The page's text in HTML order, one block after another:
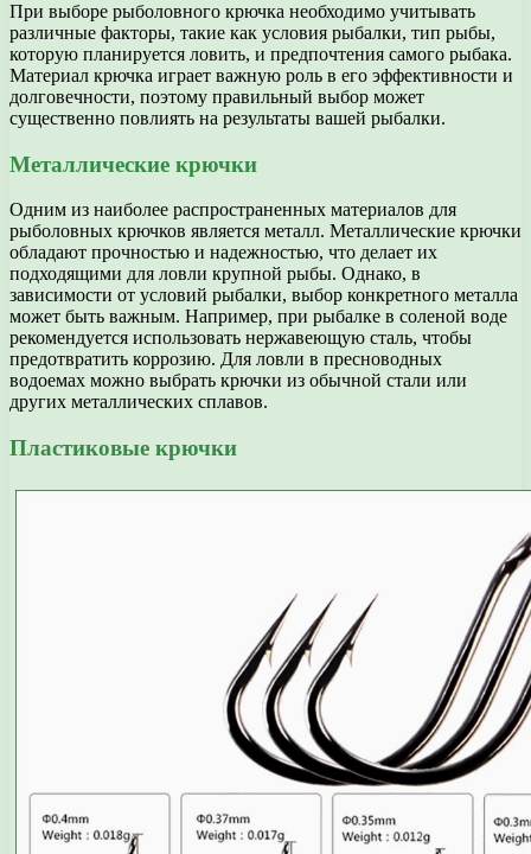
При выборе рыболовного крючка необходимо учитывать
различные факторы, такие как условия рыбалки, тип рыбы,
которую планируется ловить, и предпочтения самого рыбака.
Материал крючка играет важную роль в его эффективности и
долговечности, поэтому правильный выбор может
существенно повлиять на результаты вашей рыбалки.
Металлические крючки
Одним из наиболее распространенных материалов для
рыболовных крючков является металл. Металлические крючки
обладают прочностью и надежностью, что делает их
подходящими для ловли крупной рыбы. Однако, в
зависимости от условий рыбалки, выбор конкретного металла
может быть важным. Например, при рыбалке в соленой воде
рекомендуется использовать нержавеющую сталь, чтобы
предотвратить коррозию. Для ловли в пресноводных
водоемах можно выбрать крючки из обычной стали или
других металлических сплавов.
Пластиковые крючки